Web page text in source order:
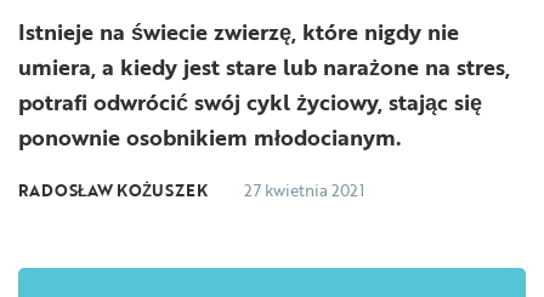
Istnieje na świecie zwierzę, które nigdy nie
umiera, a kiedy jest stare lub narażone na stres,
potrafi odwrócić swój cykl życiowy, stając się
ponownie osobnikiem młodocianym.
RADOSŁAW KOŻUSZEK 27 kwietnia 2021